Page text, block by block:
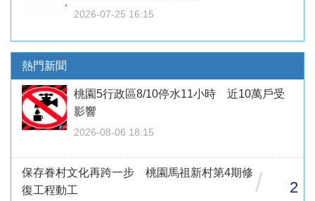
2026-07-25 16:15
熱門新聞
桃園5行政區8/10停水11小時 近10萬戶受
影響
2026-08-06 18:15
保存眷村文化再跨一步 桃園馬祖新村第4期修
復工程動工
/ 2